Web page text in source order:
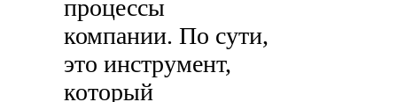
процессы
компании. По сути,
это инструмент,
который